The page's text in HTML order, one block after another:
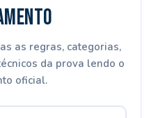
as regras, categorias,
da prova lendo o
oficial.